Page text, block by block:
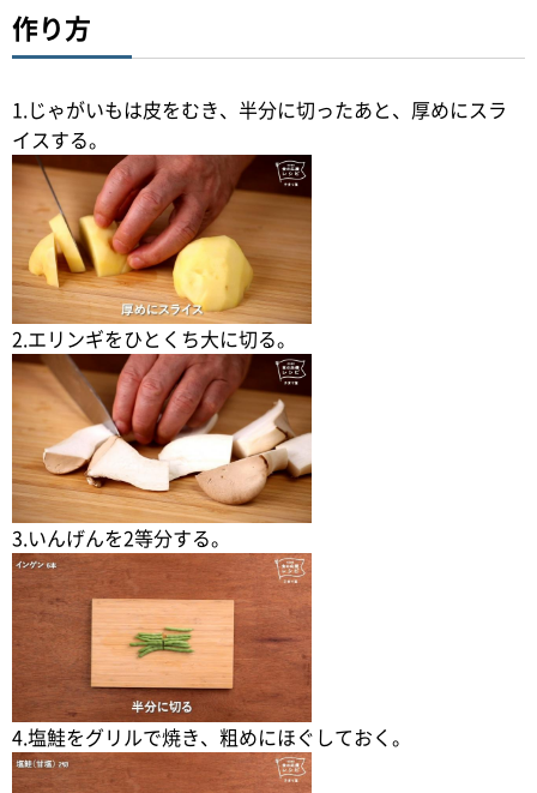
作り方
1.じゃがいもは皮をむき、半分に切ったあと、厚めにスラ
イスする。
2.エリンギをひとくち大に切る。
3.いんげんを2等分する。
4.塩鮭をグリルで焼き、粗めにほぐしておく。